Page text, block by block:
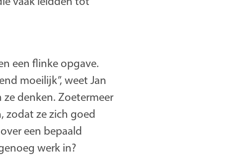
een flinke opgave.
moeilijk”, weet Jan
ze denken. Zoetermeer
zodat ze zich goed
een bepaald
werk in?